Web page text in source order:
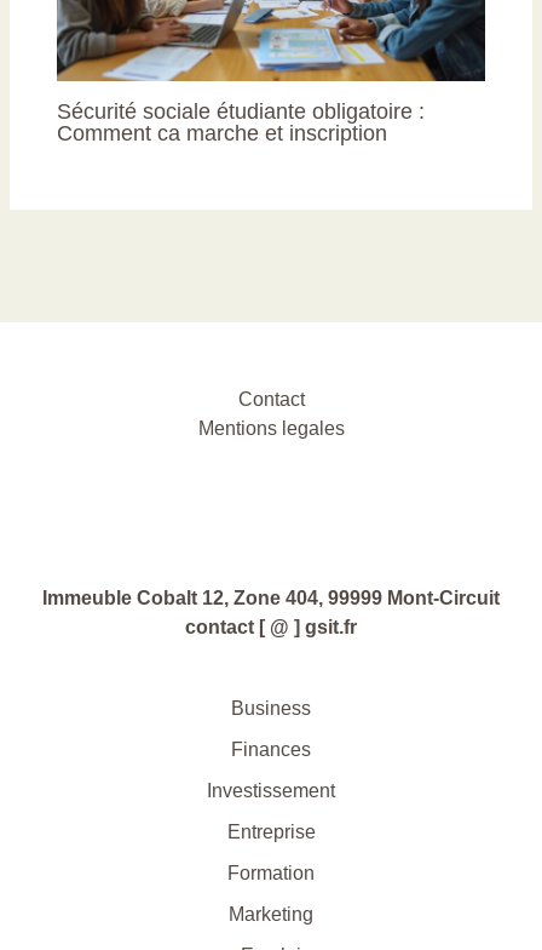
Sécurité sociale étudiante obligatoire :
Comment ca marche et inscription
Contact
Mentions legales
Immeuble Cobalt 12, Zone 404, 99999 Mont-Circuit
contact [ @ ] gsit.fr
Business
Finances
Investissement
Entreprise
Formation
Marketing